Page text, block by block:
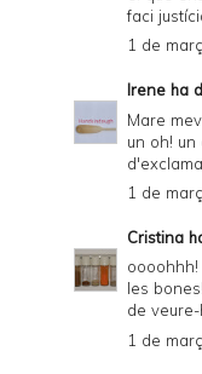
faci
1 de
Irene ha
Mare
un oh!
1 de
Cristina
les
de
1 de